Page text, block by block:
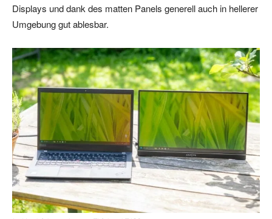
Displays und dank des matten Panels generell auch in hellerer
Umgebung gut ablesbar.